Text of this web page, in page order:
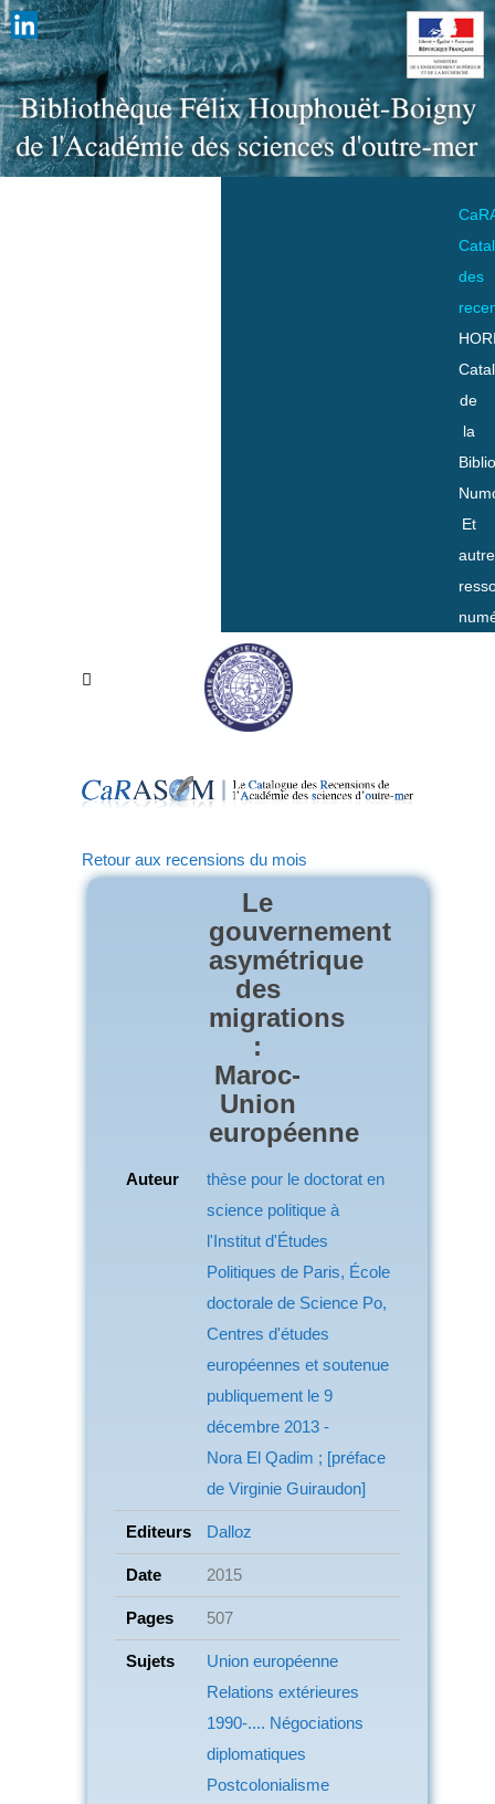
des
de
la
Et
Retour aux recensions du mois
Le
gouvernement
asymétrique
des
migrations
:
Maroc-
Union
européenne
Auteur
thèse pour le doctorat en
science politique à
l'Institut d'Études
Politiques de Paris, École
doctorale de Science Po,
Centres d'études
européennes et soutenue
publiquement le 9
décembre 2013 -
Nora El Qadim ; [préface
de Virginie Guiraudon]
Editeurs Dalloz
Date 2015
Pages 507
Sujets
Union européenne
Relations extérieures
1990-.... Négociations
diplomatiques
Postcolonialisme